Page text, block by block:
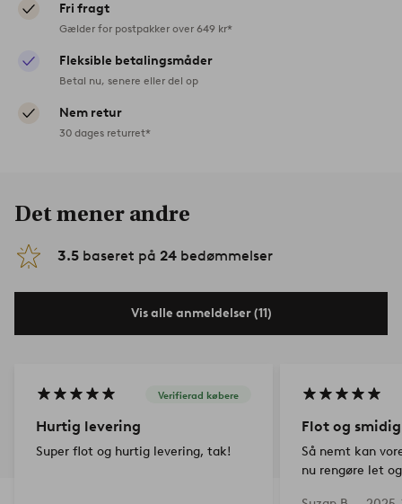
Fri fragt
Gælder for postpakker over 649 kr*
Fleksible betalingsmåder
Betal nu, senere eller del op
Nem retur
30 dages returret*
Det mener andre
3.5 baseret på 24 bedømmelser
Vis alle anmeldelser (11)
Verifierad købere
Hurtig levering
Super flot og hurtig levering, tak!
Flot og smidig
Så nemt kan
nu rengøre let